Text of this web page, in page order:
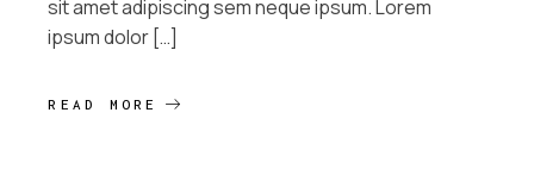
sit amet adipiscing sem neque ipsum. Lorem
ipsum dolor […]
READ MORE